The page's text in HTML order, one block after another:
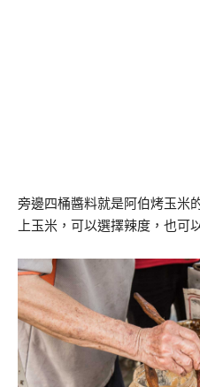
旁邊四桶醬料就是阿伯烤玉米
上玉米，可以選擇辣度，也可